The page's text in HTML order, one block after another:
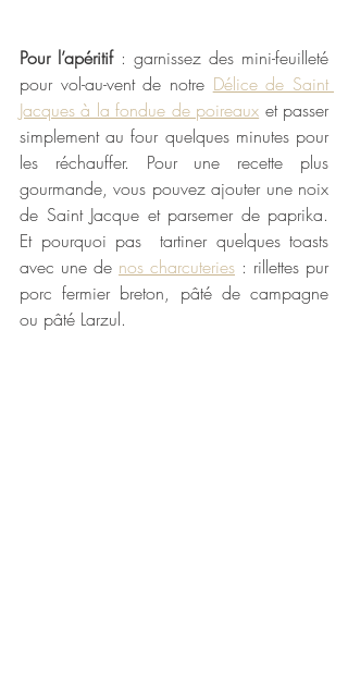
Pour l’apéritif : garnissez des mini-feuilleté
pour vol-au-vent de notre Délice de Saint
Jacques à la fondue de poireaux et passer
simplement au four quelques minutes pour
les réchauffer. Pour une recette plus
gourmande, vous pouvez ajouter une noix
de Saint Jacque et parsemer de paprika.
Et pourquoi pas  tartiner quelques toasts
avec une de nos charcuteries : rillettes pur
porc fermier breton, pâté de campagne
ou pâté Larzul.